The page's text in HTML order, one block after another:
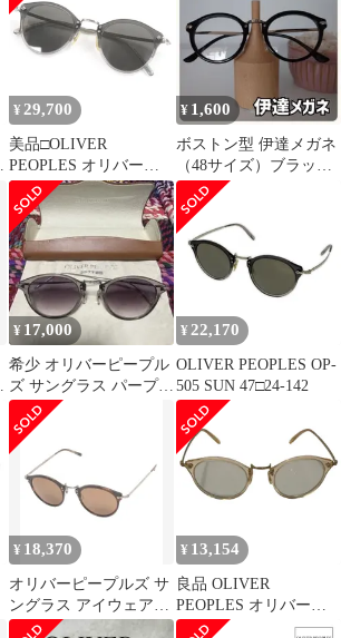
¥ 29,700
美品□OLIVER
PEOPLES オリバーピ
ープルズ OV5184 OP-
505 Sun ボストンフレ
ーム サングラス クリア
グレー シルバー 47□24-
142 イタリア製 メンズ
¥ 1,600
ボストン型 伊達メガネ
（48サイズ）ブラック
フレーム 48□18-137
¥ 17,000
希少 オリバーピープル
ズ サングラス パープル
Coding コーディング 度
無
¥ 22,170
OLIVER PEOPLES OP-
505 SUN 47□24-142
¥ 18,370
オリバーピープルズ サ
ングラス アイウェア
49□25 OP-505 Sun メン
¥ 13,154
良品 OLIVER
PEOPLES オリバーピ
ープルズ OP-505 SUN